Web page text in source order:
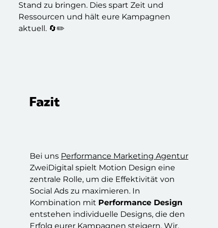
Stand zu bringen. Dies spart Zeit und
Ressourcen und hält eure Kampagnen
aktuell. 🔄✏️
Fazit
Bei uns Performance Marketing Agentur
ZweiDigital spielt Motion Design eine
zentrale Rolle, um die Effektivität von
Social Ads zu maximieren. In
Kombination mit Performance Design
entstehen individuelle Designs, die den
Erfolg eurer Kampagnen steigern. Wir,